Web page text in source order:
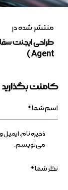
منتشر شده در
Agent )
کامنت بگذارید
ذخیره نام،
می‌نویسم.